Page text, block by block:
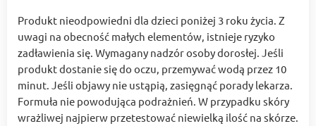
Produkt nieodpowiedni dla dzieci poniżej 3 roku życia. Z
uwagi na obecność małych elementów, istnieje ryzyko
zadławienia się. Wymagany nadzór osoby dorosłej. Jeśli
produkt dostanie się do oczu, przemywać wodą przez 10
minut. Jeśli objawy nie ustąpią, zasięgnąć porady lekarza.
Formuła nie powodująca podrażnień. W przypadku skóry
wrażliwej najpierw przetestować niewielką ilość na skórze.